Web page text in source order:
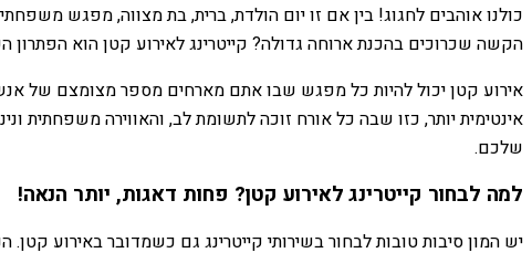
כולנו אוהבים לחגוג! בין אם זו יום הולדת, ברית, בת מצווה, מפגש
הקשה שכרוכים בהכנת ארוחה גדולה? קייטרינג לאירוע קטן הוא
אינטימית יותר, כזו שבה כל אורח זוכה לתשומת לב, והאווירה משפחתית
שלכם.
למה לבחור קייטרינג לאירוע קטן? פחות דאגות, יותר הנאה!
יש המון סיבות טובות לבחור בשירותי קייטרינג גם כשמדובר באירוע